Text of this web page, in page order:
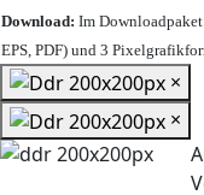
Download: Im
EPS, PDF) und 3
×
×